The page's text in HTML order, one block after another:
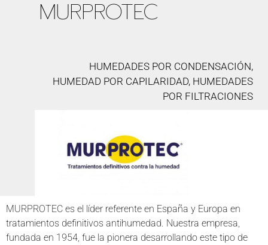
MURPROTEC
HUMEDADES POR CONDENSACIÓN,
HUMEDAD POR CAPILARIDAD, HUMEDADES
POR FILTRACIONES
MURPROTEC es el líder referente en España y Europa en
tratamientos definitivos antihumedad. Nuestra empresa,
fundada en 1954, fue la pionera desarrollando este tipo de